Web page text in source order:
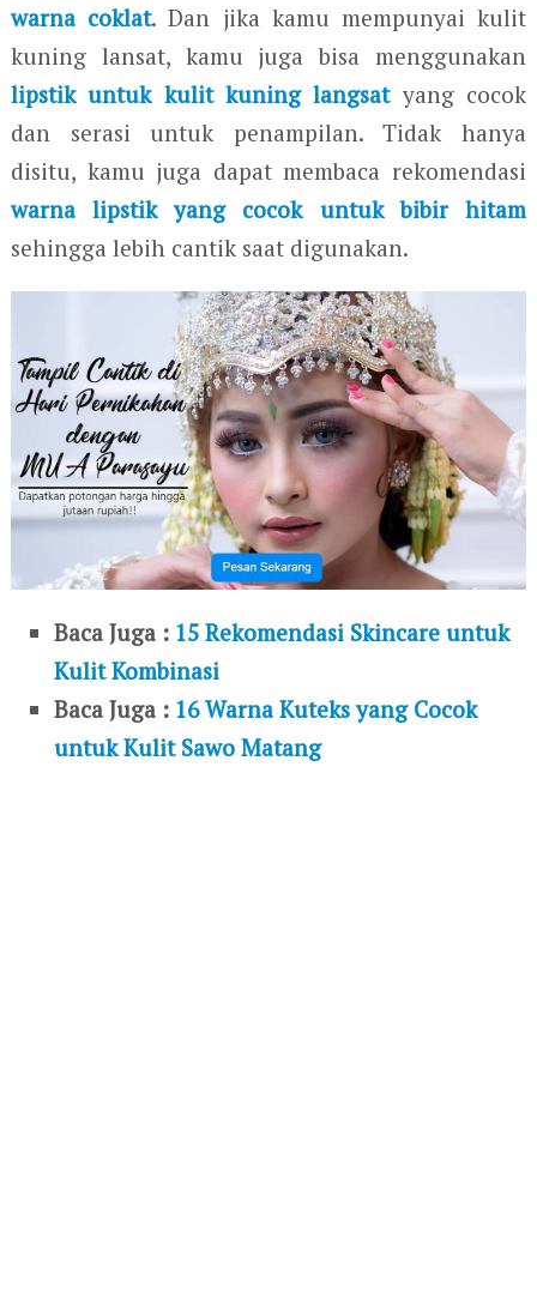
warna coklat. Dan jika kamu mempunyai kulit
kuning lansat, kamu juga bisa menggunakan
lipstik untuk kulit kuning langsatyang cocok
dan serasi untuk penampilan. Tidak hanya
disitu, kamu juga dapat membaca rekomendasi
warna lipstik yang cocok untuk bibir hitam
sehingga lebih cantik saat digunakan.
Baca Juga : 15 Rekomendasi Skincare untuk
Kulit Kombinasi
Baca Juga : 16 Warna Kuteks yang Cocok
untuk Kulit Sawo Matang